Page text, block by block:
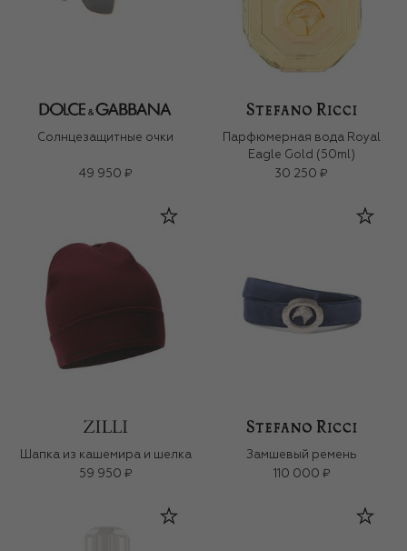
Солнцезащитные очки
49 950 ₽
Парфюмерная вода Royal
Eagle Gold (50ml)
30 250 ₽
Шапка из кашемира и шелка
59 950 ₽
Замшевый ремень
110 000 ₽